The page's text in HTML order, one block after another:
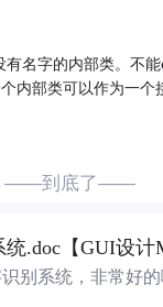
有名字的内部类。不
内部类可以作为一个
——到底了——
.doc【GUI设计
别系统，非常好